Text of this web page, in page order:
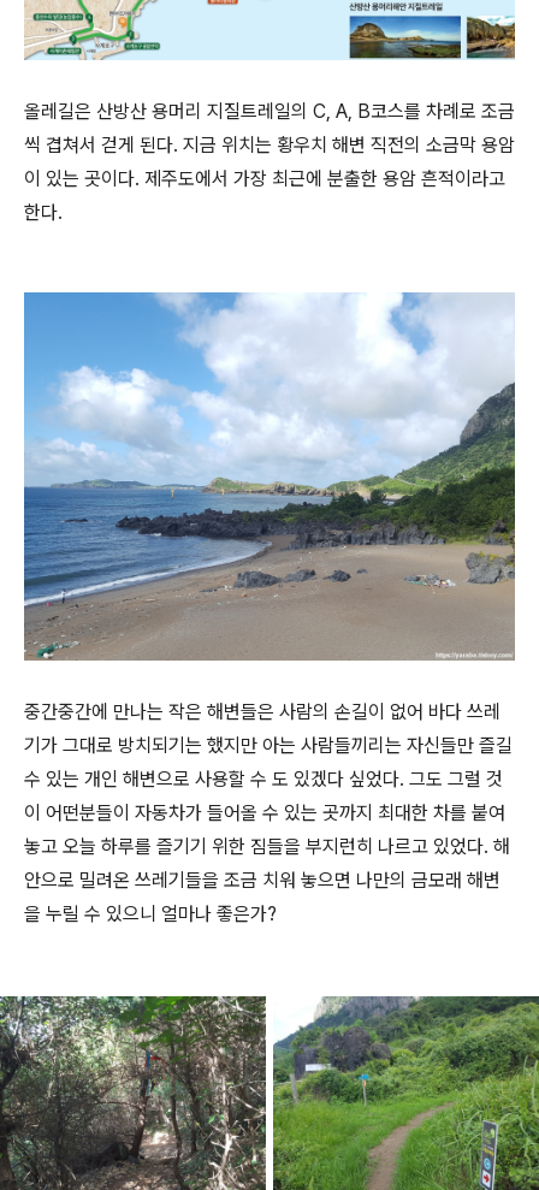
올레길은 산방산 용머리 지질트레일의 C, A, B코스를 차례로 조금
씩 겹쳐서 걷게 된다. 지금 위치는 황우치 해변 직전의 소금막 용암
이 있는 곳이다. 제주도에서 가장 최근에 분출한 용암 흔적이라고
한다.
중간중간에 만나는 작은 해변들은 사람의 손길이 없어 바다 쓰레
기가 그대로 방치되기는 했지만 아는 사람들끼리는 자신들만 즐길
수 있는 개인 해변으로 사용할 수 도 있겠다 싶었다. 그도 그럴 것
이 어떤분들이 자동차가 들어올 수 있는 곳까지 최대한 차를 붙여
놓고 오늘 하루를 즐기기 위한 짐들을 부지런히 나르고 있었다. 해
안으로 밀려온 쓰레기들을 조금 치워 놓으면 나만의 금모래 해변
을 누릴 수 있으니 얼마나 좋은가?